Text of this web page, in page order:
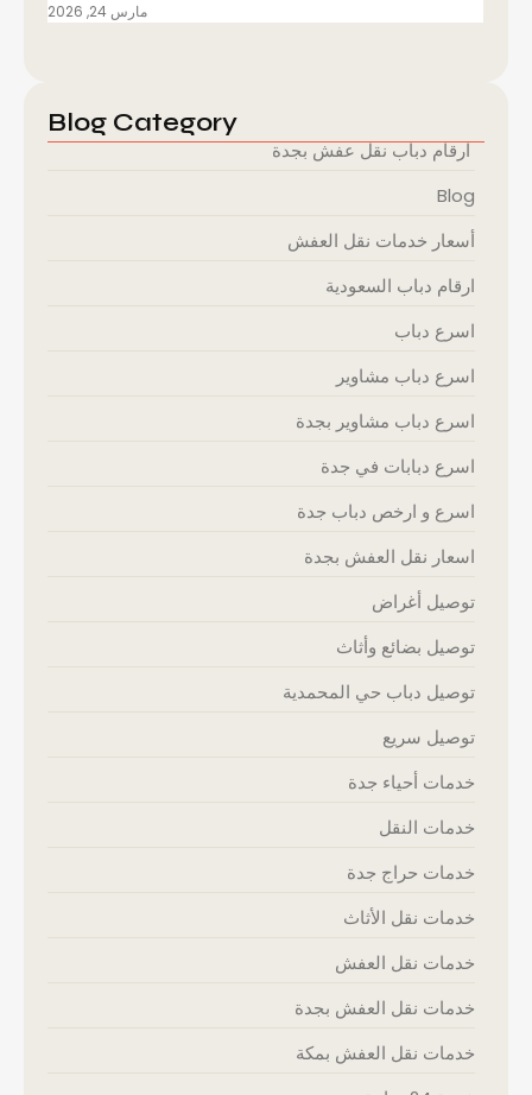
مارس 24, 2026
Blog Category
ارقام دباب نقل عفش بجدة
Blog
أسعار خدمات نقل العفش
ارقام دباب السعودية
اسرع دباب
اسرع دباب مشاوير
اسرع دباب مشاوير بجدة
اسرع دبابات في جدة
اسرع و ارخص دباب جدة
اسعار نقل العفش بجدة
توصيل أغراض
توصيل بضائع وأثاث
توصيل دباب حي المحمدية
توصيل سريع
خدمات أحياء جدة
خدمات النقل
خدمات حراج جدة
خدمات نقل الأثاث
خدمات نقل العفش
خدمات نقل العفش بجدة
خدمات نقل العفش بمكة